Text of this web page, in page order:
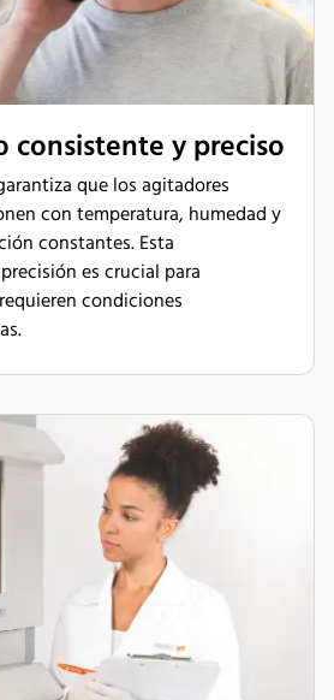
consistente y preciso
que los agitadores
con temperatura, humedad y
constantes. Esta
es crucial para
condiciones